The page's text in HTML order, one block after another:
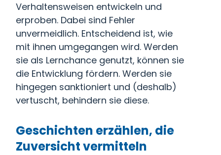
Verhaltensweisen entwickeln und
erproben. Dabei sind Fehler
unvermeidlich. Entscheidend ist, wie
mit ihnen umgegangen wird. Werden
sie als Lernchance genutzt, können sie
die Entwicklung fördern. Werden sie
hingegen sanktioniert und (deshalb)
vertuscht, behindern sie diese.
Geschichten erzählen, die
Zuversicht vermitteln